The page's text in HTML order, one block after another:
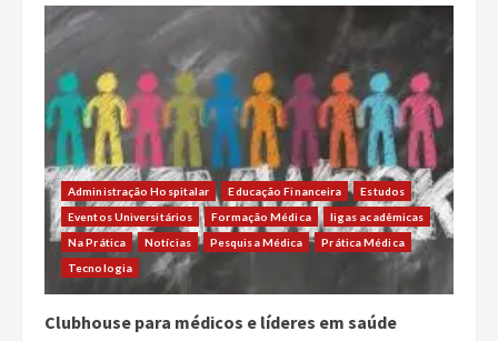
Administração Hospitalar Educação Financeira
Estudos
Eventos Universitários
Formação Médica
ligas acadêmicas
Na Prática
Notícias Pesquisa Médica
Prática Médica
Tecnologia
Clubhouse para médicos e líderes em saúde